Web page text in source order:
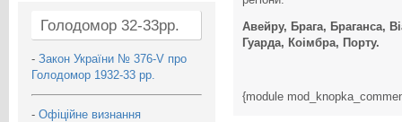
Голодомор 32-33рр.
- Закон України № 376-V про
Голодомор 1932-33 рр.
- Офіційне визнання
Авейру, Брага, Браганса,
Гуарда, Коімбра, Порту.
{module